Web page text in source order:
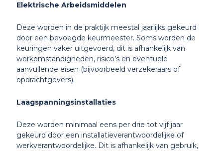
Elektrische Arbeidsmiddelen
Deze worden in de praktijk meestal jaarlijks gekeurd
door een bevoegde keurmeester. Soms worden de
keuringen vaker uitgevoerd, dit is afhankelijk van
werkomstandigheden, risico’s en eventuele
aanvullende eisen (bijvoorbeeld verzekeraars of
opdrachtgevers).
Laagspanningsinstallaties
Deze worden minimaal eens per drie tot vijf jaar
gekeurd door een installatieverantwoordelijke of
werkverantwoordelijke. Dit is afhankelijk van gebruik,